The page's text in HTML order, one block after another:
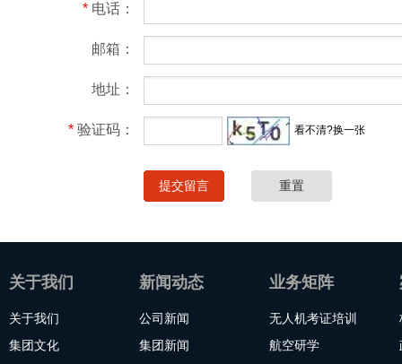
* 电话：
邮箱：
地址：
* 验证码： 看不清?换一张
关于我们
关于我们
集团文化
新闻动态
公司新闻
集团新闻
业务矩阵
无人机考证培训
航空研学